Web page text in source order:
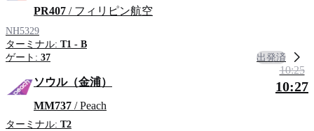
PR407 / フィリピン航空
NH5329
ターミナル: T1 - B
ゲート: 37 出発済
ソウル（金浦）
MM737 / Peach
ターミナル: T2
10:25
10:27